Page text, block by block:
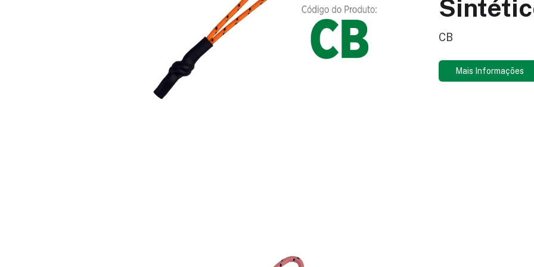
CB
Mais Informações